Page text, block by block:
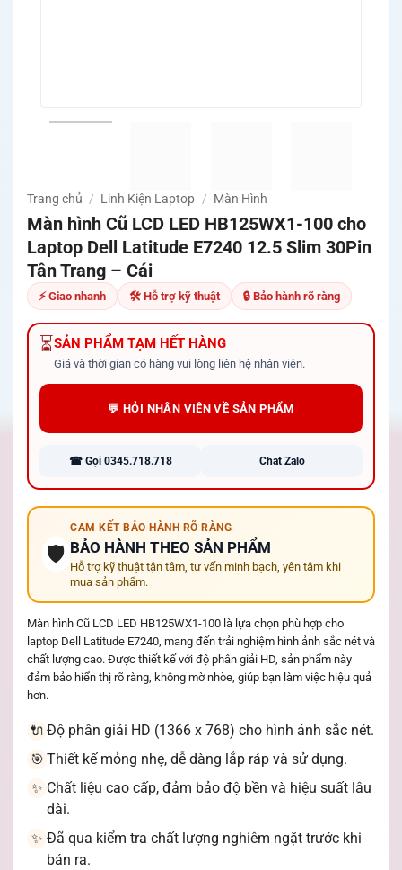
Trang chủ / Linh Kiện Laptop / Màn Hình
Màn hình Cũ LCD LED HB125WX1-100 cho
Laptop Dell Latitude E7240 12.5 Slim 30Pin
Tân Trang – Cái
⚡ Giao nhanh 🛠 Hỗ trợ kỹ thuật 🔒 Bảo hành rõ ràng
⏳SẢN PHẨM TẠM HẾT HÀNG
Giá và thời gian có hàng vui lòng liên hệ nhân viên.
💬 HỎI NHÂN VIÊN VỀ SẢN PHẨM
☎ Gọi 0345.718.718 Chat Zalo
🛡️
CAM KẾT BẢO HÀNH RÕ RÀNG
BẢO HÀNH THEO SẢN PHẨM
Hỗ trợ kỹ thuật tận tâm, tư vấn minh bạch, yên tâm khi
mua sản phẩm.
Màn hình Cũ LCD LED HB125WX1-100 là lựa chọn phù hợp cho
laptop Dell Latitude E7240, mang đến trải nghiệm hình ảnh sắc nét và
chất lượng cao. Được thiết kế với độ phân giải HD, sản phẩm này
đảm bảo hiển thị rõ ràng, không mờ nhòe, giúp bạn làm việc hiệu quả
hơn.
🔌 Độ phân giải HD (1366 x 768) cho hình ảnh sắc nét.
🎯 Thiết kế mỏng nhẹ, dễ dàng lắp ráp và sử dụng.
✨ Chất liệu cao cấp, đảm bảo độ bền và hiệu suất lâu
dài.
✨ Đã qua kiểm tra chất lượng nghiêm ngặt trước khi
bán ra.